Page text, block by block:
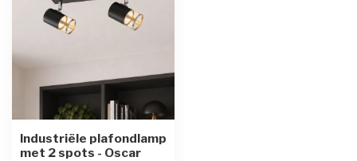
Industriële plafondlamp
met 2 spots - Oscar